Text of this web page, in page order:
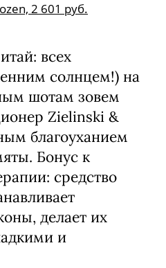
2 601 руб.
всех
солнцем!) на
шотам зовем
Zielinski &
благоуханием
Бонус к
средство
делает их
и